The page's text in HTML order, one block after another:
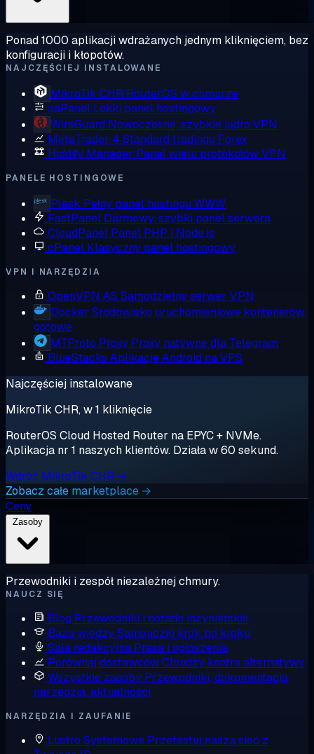
Ponad 1000 aplikacji wdrażanych jednym kliknięciem, bez
konfiguracji i kłopotów.
NAJCZĘŚCIEJ INSTALOWANE
MikroTik CHR RouterOS w chmurze
aaPanel Lekki panel hostingowy
WireGuard Nowoczesne, szybkie jądro VPN
MetaTrader 4 Standard tradingu Forex
Hiddify Manager Panel wielu protokołów VPN
PANELE HOSTINGOWE
Plesk Pełny panel hostingu WWW
FastPanel Darmowy, szybki panel serwera
CloudPanel Panel PHP i Node.js
cPanel Klasyczny panel hostingowy
VPN I NARZĘDZIA
OpenVPN AS Samodzielny serwer VPN
Docker Środowisko uruchomieniowe kontenerów,
gotowe
MTProto Proxy Proxy natywne dla Telegram
BlueStacks Aplikacje Android na VPS
Najczęściej instalowane
MikroTik CHR, w 1 kliknięcie
RouterOS Cloud Hosted Router na EPYC + NVMe.
Aplikacja nr 1 naszych klientów. Działa w 60 sekund.
Wdróż MikroTik CHR →
Zobacz całe marketplace →
Ceny
Przewodniki i zespół niezależnej chmury.
NAUCZ SIĘ
Blog Przewodniki i notatki inżynierskie
Baza wiedzySamouczki krok po kroku
Sala redakcyjna Prasa i ogłoszenia
Porównaj dostawcówCloudzy kontra alternatywy
Wszystkie zasoby Przewodniki, dokumentacja,
narzędzia, aktualności
NARZĘDZIA I ZAUFANIE
Lustro Systemowe Przetestuj naszą sieć z